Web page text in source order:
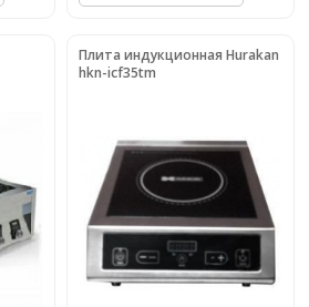
Плита индукционная Hurakan
hkn-icf35tm